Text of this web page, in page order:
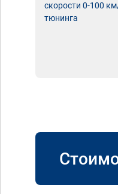
скорости 0-100
тюнинга